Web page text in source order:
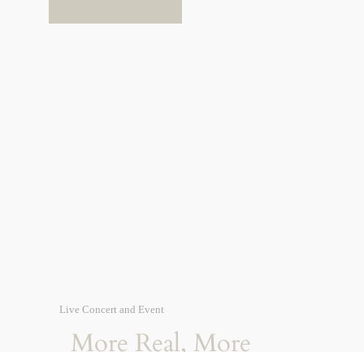
Live Concert and Event
More Real, More